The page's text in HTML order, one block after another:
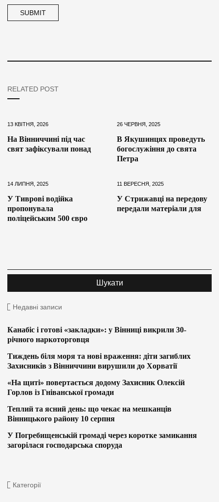
RELATED POST
13 КВІТНЯ, 2026
На Вінниччині під час
свят зафіксували понад
26 ЧЕРВНЯ, 2025
В Якушинцях проведуть
богослужіння до свята
Петра
14 ЛИПНЯ, 2025
У Тиврові водійка
пропонувала
поліцейським 500 євро
11 ВЕРЕСНЯ, 2025
У Стрижавці на передову
передали матеріали для
Недавні записи
Канабіс і готові «закладки»: у Вінниці викрили 30-
річного наркоторговця
Тиждень біля моря та нові враження: діти загиблих
Захисників з Вінниччини вирушили до Хорватії
«На щиті» повертається додому Захисник Олексій
Горлов із Гніванської громади
Теплий та ясний день: що чекає на мешканців
Вінницького району 10 серпня
У Погребищенській громаді через коротке замикання
загорілася господарська споруда
Категорії